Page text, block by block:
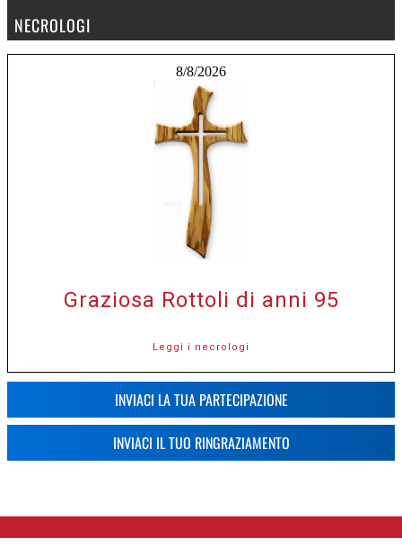
NECROLOGI
8/8/2026
Graziosa Rottoli di anni 95
Leggi i necrologi
INVIACI LA TUA PARTECIPAZIONE
INVIACI IL TUO RINGRAZIAMENTO